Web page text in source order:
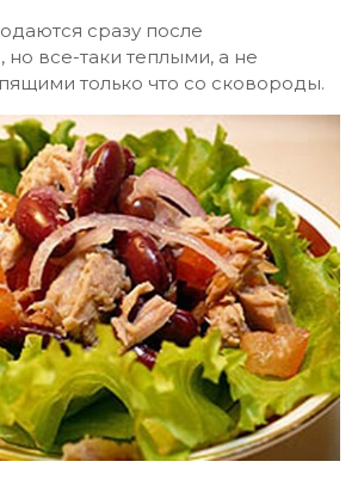
сразу после
но все-таки теплыми, а не
только что со сковороды.